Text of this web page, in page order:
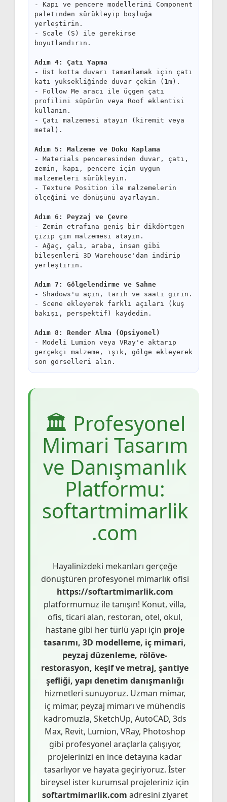
- Kapı ve pencere modellerini Component
paletinden sürükleyip boşluğa
yerleştirin.
- Scale (S) ile gerekirse
boyutlandırın.
Adım 4: Çatı Yapma
- Üst kotta duvarı tamamlamak için çatı
katı yüksekliğinde duvar çekin (1m).
- Follow Me aracı ile üçgen çatı
profilini süpürün veya Roof eklentisi
kullanın.
- Çatı malzemesi atayın (kiremit veya
metal).
Adım 5: Malzeme ve Doku Kaplama
- Materials penceresinden duvar, çatı,
zemin, kapı, pencere için uygun
malzemeleri sürükleyin.
- Texture Position ile malzemelerin
ölçeğini ve dönüşünü ayarlayın.
Adım 6: Peyzaj ve Çevre
- Zemin etrafına geniş bir dikdörtgen
çizip çim malzemesi atayın.
- Ağaç, çalı, araba, insan gibi
bileşenleri 3D Warehouse'dan indirip
yerleştirin.
Adım 7: Gölgelendirme ve Sahne
- Shadows'u açın, tarih ve saati girin.
- Scene ekleyerek farklı açıları (kuş
bakışı, perspektif) kaydedin.
Adım 8: Render Alma (Opsiyonel)
- Modeli Lumion veya VRay'e aktarıp
gerçekçi malzeme, ışık, gölge ekleyerek
son görselleri alın.
🏛️ Profesyonel
Mimari Tasarım
ve Danışmanlık
Platformu:
softartmimarlik
.com
Hayalinizdeki mekanları gerçeğe
dönüştüren profesyonel mimarlık ofisi
https://softartmimarlik.com
platformumuz ile tanışın! Konut, villa,
ofis, ticari alan, restoran, otel, okul,
hastane gibi her türlü yapı için proje
tasarımı, 3D modelleme, iç mimari,
peyzaj düzenleme, rölöve-
restorasyon, keşif ve metraj, şantiye
şefliği, yapı denetim danışmanlığı
hizmetleri sunuyoruz. Uzman mimar,
iç mimar, peyzaj mimarı ve mühendis
kadromuzla, SketchUp, AutoCAD, 3ds
Max, Revit, Lumion, VRay, Photoshop
gibi profesyonel araçlarla çalışıyor,
projelerinizi en ince detayına kadar
tasarlıyor ve hayata geçiriyoruz. İster
bireysel ister kurumsal projeleriniz için
softartmimarlik.com adresini ziyaret